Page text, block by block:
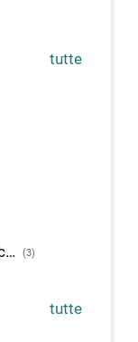
tutte
Reazioni chimiche organiche (3)
tutte